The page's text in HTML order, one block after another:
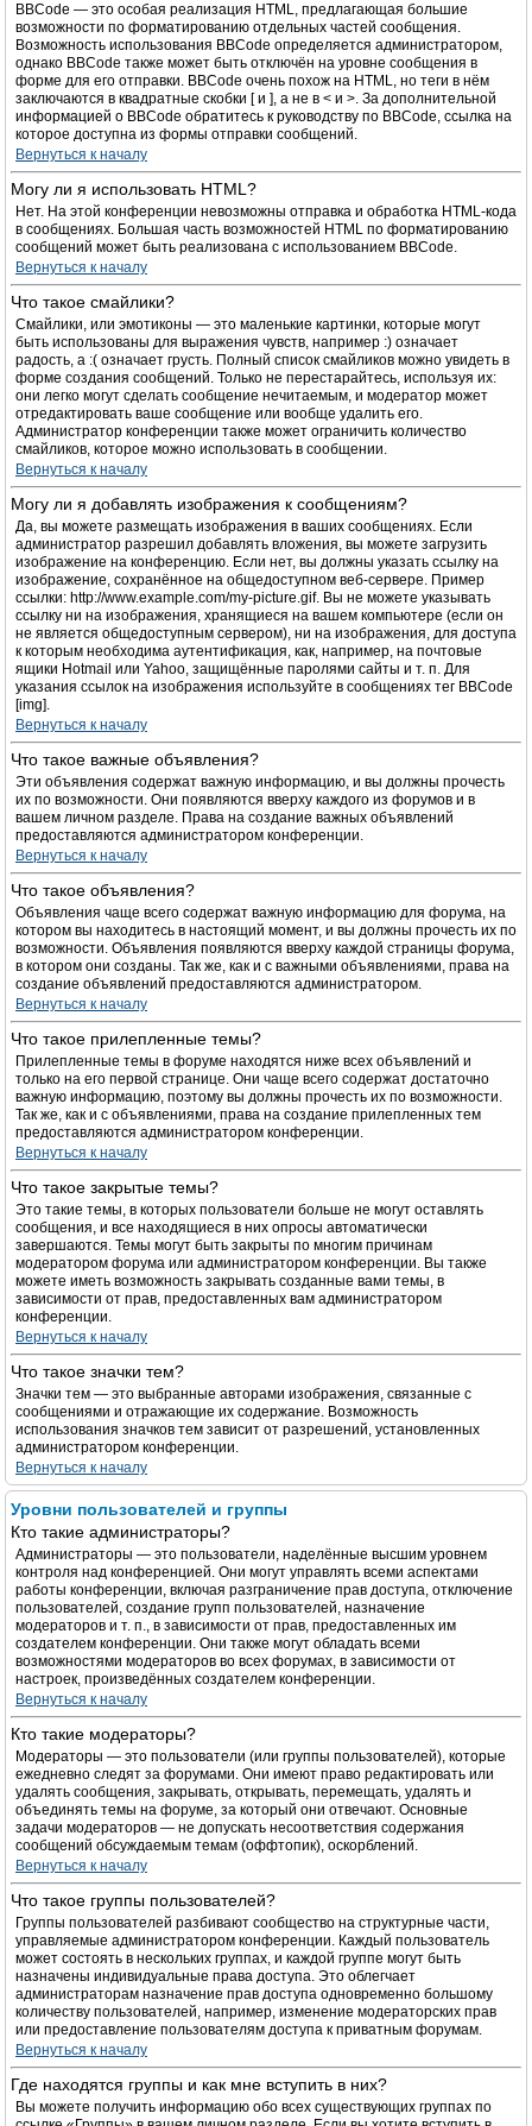
BBCode — это особая реализация HTML, предлагающая большие
возможности по форматированию отдельных частей сообщения.
Возможность использования BBCode определяется администратором,
однако BBCode также может быть отключён на уровне сообщения в
форме для его отправки. BBCode очень похож на HTML, но теги в нём
заключаются в квадратные скобки [ и ], а не в < и >. За дополнительной
информацией о BBCode обратитесь к руководству по BBCode, ссылка на
которое доступна из формы отправки сообщений.
Вернуться к началу
Могу ли я использовать HTML?
Нет. На этой конференции невозможны отправка и обработка HTML-кода
в сообщениях. Большая часть возможностей HTML по форматированию
сообщений может быть реализована с использованием BBCode.
Вернуться к началу
Что такое смайлики?
Смайлики, или эмотиконы — это маленькие картинки, которые могут
быть использованы для выражения чувств, например :) означает
радость, а :( означает грусть. Полный список смайликов можно увидеть в
форме создания сообщений. Только не перестарайтесь, используя их:
они легко могут сделать сообщение нечитаемым, и модератор может
отредактировать ваше сообщение или вообще удалить его.
Администратор конференции также может ограничить количество
смайликов, которое можно использовать в сообщении.
Вернуться к началу
Могу ли я добавлять изображения к сообщениям?
Да, вы можете размещать изображения в ваших сообщениях. Если
администратор разрешил добавлять вложения, вы можете загрузить
изображение на конференцию. Если нет, вы должны указать ссылку на
изображение, сохранённое на общедоступном веб-сервере. Пример
ссылки: http://www.example.com/my-picture.gif. Вы не можете указывать
ссылку ни на изображения, хранящиеся на вашем компьютере (если он
не является общедоступным сервером), ни на изображения, для доступа
к которым необходима аутентификация, как, например, на почтовые
ящики Hotmail или Yahoo, защищённые паролями сайты и т. п. Для
указания ссылок на изображения используйте в сообщениях тег BBCode
[img].
Вернуться к началу
Что такое важные объявления?
Эти объявления содержат важную информацию, и вы должны прочесть
их по возможности. Они появляются вверху каждого из форумов и в
вашем личном разделе. Права на создание важных объявлений
предоставляются администратором конференции.
Вернуться к началу
Что такое объявления?
Объявления чаще всего содержат важную информацию для форума, на
котором вы находитесь в настоящий момент, и вы должны прочесть их по
возможности. Объявления появляются вверху каждой страницы форума,
в котором они созданы. Так же, как и с важными объявлениями, права на
создание объявлений предоставляются администратором.
Вернуться к началу
Что такое прилепленные темы?
Прилепленные темы в форуме находятся ниже всех объявлений и
только на его первой странице. Они чаще всего содержат достаточно
важную информацию, поэтому вы должны прочесть их по возможности.
Так же, как и с объявлениями, права на создание прилепленных тем
предоставляются администратором конференции.
Вернуться к началу
Что такое закрытые темы?
Это такие темы, в которых пользователи больше не могут оставлять
сообщения, и все находящиеся в них опросы автоматически
завершаются. Темы могут быть закрыты по многим причинам
модератором форума или администратором конференции. Вы также
можете иметь возможность закрывать созданные вами темы, в
зависимости от прав, предоставленных вам администратором
конференции.
Вернуться к началу
Что такое значки тем?
Значки тем — это выбранные авторами изображения, связанные с
сообщениями и отражающие их содержание. Возможность
использования значков тем зависит от разрешений, установленных
администратором конференции.
Вернуться к началу
Уровни пользователей и группы
Кто такие администраторы?
Администраторы — это пользователи, наделённые высшим уровнем
контроля над конференцией. Они могут управлять всеми аспектами
работы конференции, включая разграничение прав доступа, отключение
пользователей, создание групп пользователей, назначение
модераторов и т. п., в зависимости от прав, предоставленных им
создателем конференции. Они также могут обладать всеми
возможностями модераторов во всех форумах, в зависимости от
настроек, произведённых создателем конференции.
Вернуться к началу
Кто такие модераторы?
Модераторы — это пользователи (или группы пользователей), которые
ежедневно следят за форумами. Они имеют право редактировать или
удалять сообщения, закрывать, открывать, перемещать, удалять и
объединять темы на форуме, за который они отвечают. Основные
задачи модераторов — не допускать несоответствия содержания
сообщений обсуждаемым темам (оффтопик), оскорблений.
Вернуться к началу
Что такое группы пользователей?
Группы пользователей разбивают сообщество на структурные части,
управляемые администратором конференции. Каждый пользователь
может состоять в нескольких группах, и каждой группе могут быть
назначены индивидуальные права доступа. Это облегчает
администраторам назначение прав доступа одновременно большому
количеству пользователей, например, изменение модераторских прав
или предоставление пользователям доступа к приватным форумам.
Вернуться к началу
Где находятся группы и как мне вступить в них?
Вы можете получить информацию обо всех существующих группах по